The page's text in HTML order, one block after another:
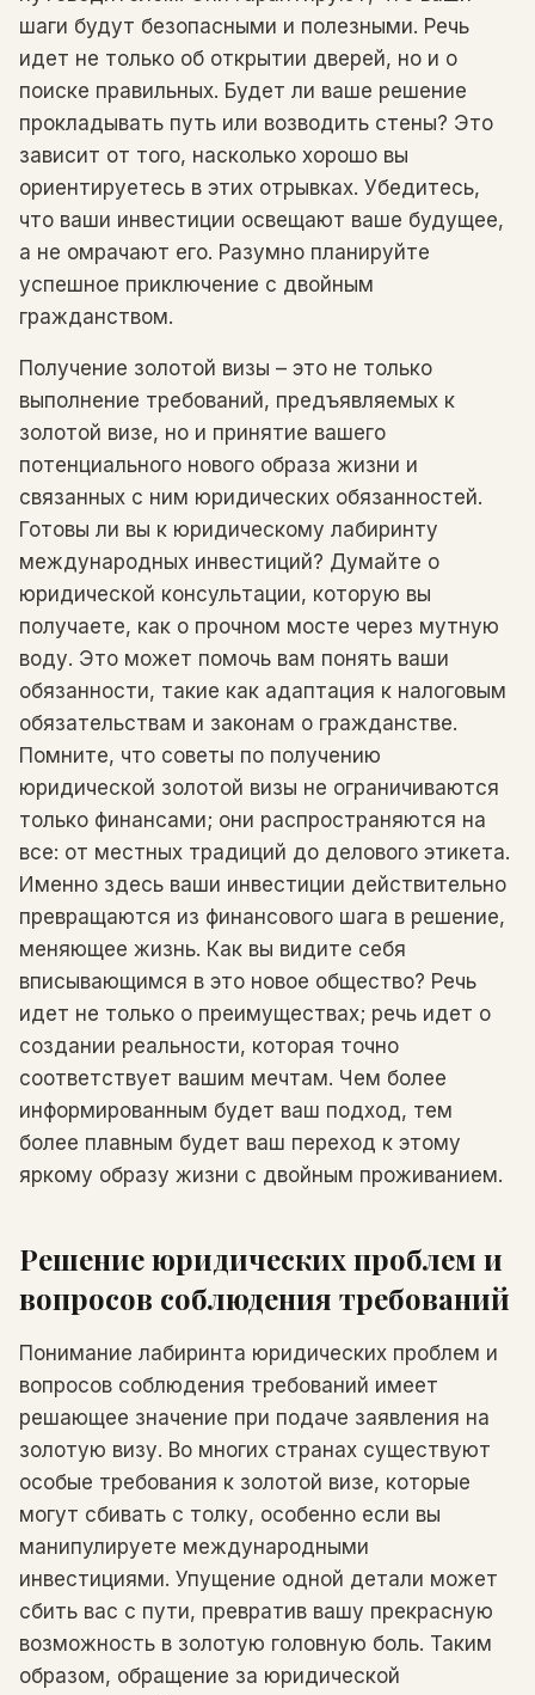
шаги будут безопасными и полезными. Речь
идет не только об открытии дверей, но и о
поиске правильных. Будет ли ваше решение
прокладывать путь или возводить стены? Это
зависит от того, насколько хорошо вы
ориентируетесь в этих отрывках. Убедитесь,
что ваши инвестиции освещают ваше будущее,
а не омрачают его. Разумно планируйте
успешное приключение с двойным
гражданством.
Получение золотой визы – это не только
выполнение требований, предъявляемых к
золотой визе, но и принятие вашего
потенциального нового образа жизни и
связанных с ним юридических обязанностей.
Готовы ли вы к юридическому лабиринту
международных инвестиций? Думайте о
юридической консультации, которую вы
получаете, как о прочном мосте через мутную
воду. Это может помочь вам понять ваши
обязанности, такие как адаптация к налоговым
обязательствам и законам о гражданстве.
Помните, что советы по получению
юридической золотой визы не ограничиваются
только финансами; они распространяются на
все: от местных традиций до делового этикета.
Именно здесь ваши инвестиции действительно
превращаются из финансового шага в решение,
меняющее жизнь. Как вы видите себя
вписывающимся в это новое общество? Речь
идет не только о преимуществах; речь идет о
создании реальности, которая точно
соответствует вашим мечтам. Чем более
информированным будет ваш подход, тем
более плавным будет ваш переход к этому
яркому образу жизни с двойным проживанием.
Решение юридических проблем и
вопросов соблюдения требований
Понимание лабиринта юридических проблем и
вопросов соблюдения требований имеет
решающее значение при подаче заявления на
золотую визу. Во многих странах существуют
особые требования к золотой визе, которые
могут сбивать с толку, особенно если вы
манипулируете международными
инвестициями. Упущение одной детали может
сбить вас с пути, превратив вашу прекрасную
возможность в золотую головную боль. Таким
образом, обращение за юридической